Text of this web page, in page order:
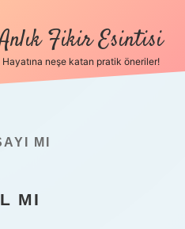
Fikir Esintisi
Hayatına neşe katan pratik öneriler!
MI
MI